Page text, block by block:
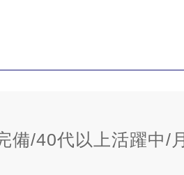
備/40代以上活躍中/